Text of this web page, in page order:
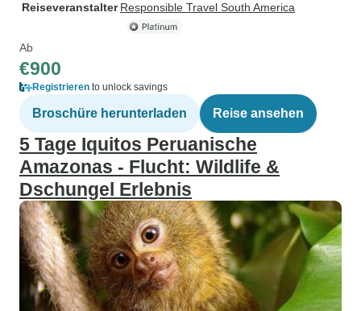
Reiseveranstalter Responsible Travel South America
Ab
€900
Registrieren to unlock savings
Broschüre herunterladen Reise ansehen
5 Tage Iquitos Peruanische
Amazonas - Flucht: Wildlife &
Dschungel Erlebnis